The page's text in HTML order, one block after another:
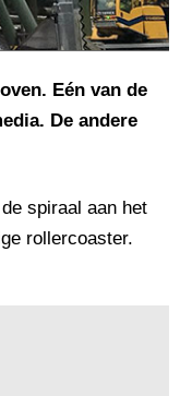
Eén van de
De andere
spiraal aan het
rollercoaster.